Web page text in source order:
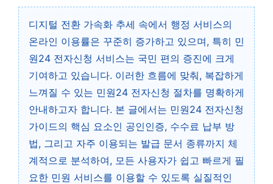
디지털 전환 가속화 추세 속에서 행정 서비스의
온라인 이용률은 꾸준히 증가하고 있으며, 특히 민
원24 전자신청 서비스는 국민 편의 증진에 크게
기여하고 있습니다. 이러한 흐름에 맞춰, 복잡하게
느껴질 수 있는 민원24 전자신청 절차를 명확하게
안내하고자 합니다. 본 글에서는 민원24 전자신청
가이드의 핵심 요소인 공인인증, 수수료 납부 방
법, 그리고 자주 이용되는 발급 문서 종류까지 체
계적으로 분석하여, 모든 사용자가 쉽고 빠르게 필
요한 민원 서비스를 이용할 수 있도록 실질적인